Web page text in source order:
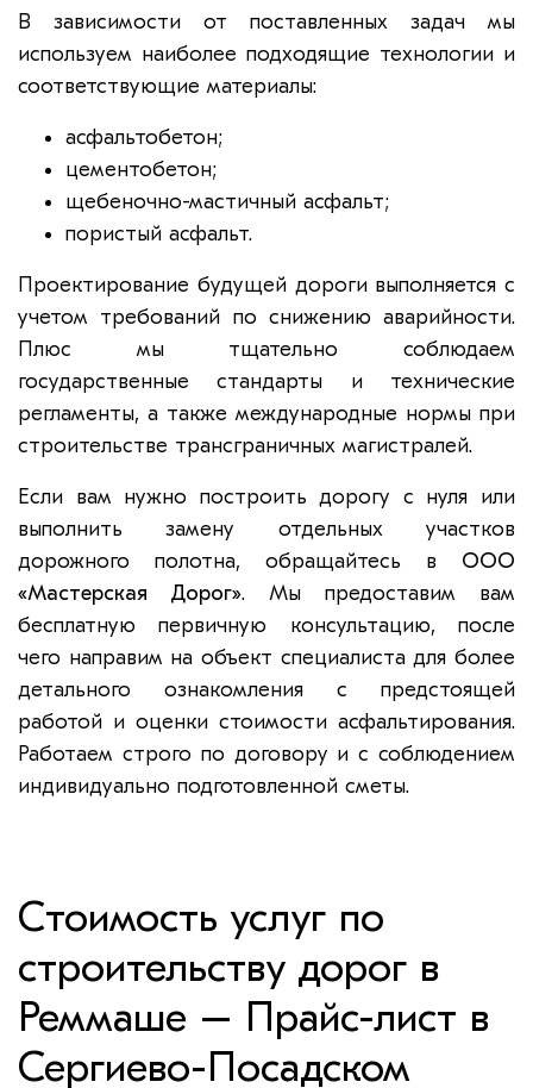
В зависимости от поставленных задач мы
используем наиболее подходящие технологии и
соответствующие материалы:
асфальтобетон;
цементобетон;
щебеночно-мастичный асфальт;
пористый асфальт.
Проектирование будущей дороги выполняется с
учетом требований по снижению аварийности.
Плюс мы тщательно соблюдаем
государственные стандарты и технические
регламенты, а также международные нормы при
строительстве трансграничных магистралей.
Если вам нужно построить дорогу с нуля или
выполнить замену отдельных участков
дорожного полотна, обращайтесь в ООО
«Мастерская Дорог». Мы предоставим вам
бесплатную первичную консультацию, после
чего направим на объект специалиста для более
детального ознакомления с предстоящей
работой и оценки стоимости асфальтирования.
Работаем строго по договору и с соблюдением
индивидуально подготовленной сметы.
Стоимость услуг по
строительству дорог в
Реммаше – Прайс-лист в
Сергиево-Посадском